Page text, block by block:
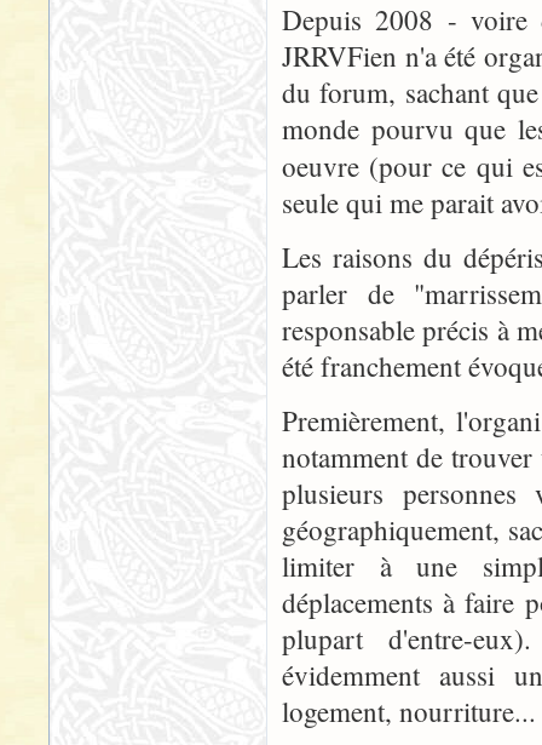
Depuis 2008 -
JRRVFien n'a été
du forum, sachant
monde pourvu que
oeuvre (pour ce qui
seule qui me parait
Les raisons du
parler de
responsable précis à
été franchement
Premièrement,
notamment de
plusieurs
géographiquement,
limiter à une
déplacements à faire
plupart d'entre-
évidemment aussi
logement, nourriture...